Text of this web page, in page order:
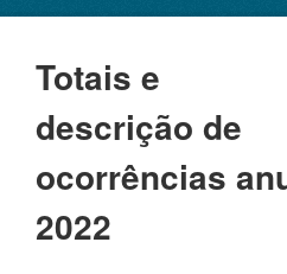
Totais e
descrição de
ocorrências
2022